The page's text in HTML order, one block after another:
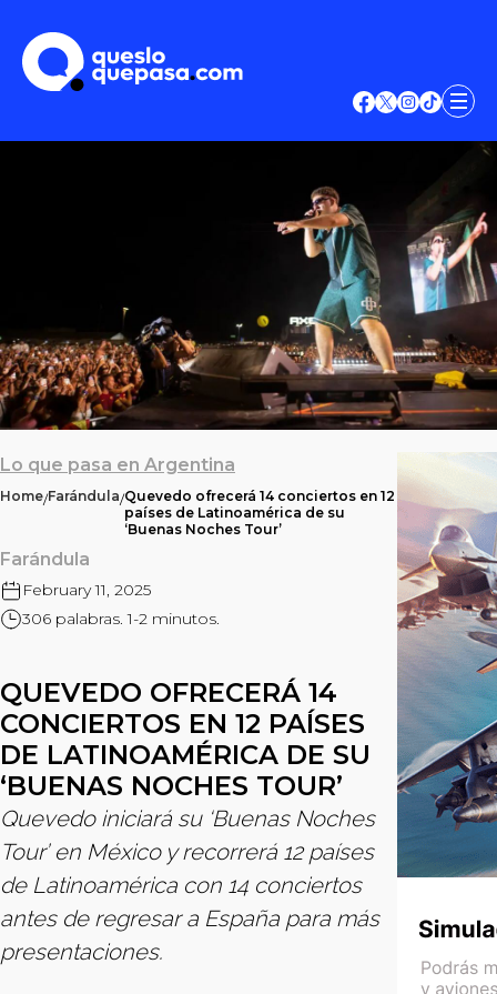
Lo que pasa en Argentina
Home/Farándula/Quevedo ofrecerá 14 conciertos en 12
países de Latinoamérica de su
‘Buenas Noches Tour’
Farándula
February 11, 2025
306 palabras. 1-2 minutos.
QUEVEDO OFRECERÁ 14
CONCIERTOS EN 12 PAÍSES
DE LATINOAMÉRICA DE SU
‘BUENAS NOCHES TOUR’
Quevedo iniciará su ‘Buenas Noches
Tour’ en México y recorrerá 12 países
de Latinoamérica con 14 conciertos
antes de regresar a España para más
presentaciones.